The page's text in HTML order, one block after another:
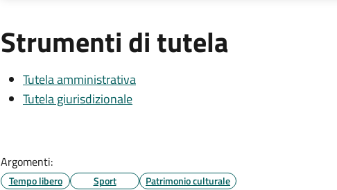
Strumenti di tutela
Tutela amministrativa
Tutela giurisdizionale
Argomenti:
Tempo libero Sport Patrimonio culturale